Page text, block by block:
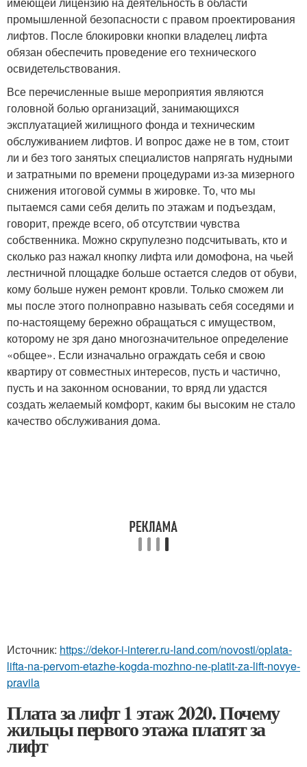
промышленной безопасности с правом проектирования
лифтов. После блокировки кнопки владелец лифта
обязан обеспечить проведение его технического
освидетельствования.
Все перечисленные выше мероприятия являются
головной болью организаций, занимающихся
эксплуатацией жилищного фонда и техническим
обслуживанием лифтов. И вопрос даже не в том, стоит
ли и без того занятых специалистов напрягать нудными
и затратными по времени процедурами из-за мизерного
снижения итоговой суммы в жировке. То, что мы
пытаемся сами себя делить по этажам и подъездам,
говорит, прежде всего, об отсутствии чувства
собственника. Можно скрупулезно подсчитывать, кто и
сколько раз нажал кнопку лифта или домофона, на чьей
лестничной площадке больше остается следов от обуви,
кому больше нужен ремонт кровли. Только сможем ли
мы после этого полноправно называть себя соседями и
по-настоящему бережно обращаться с имуществом,
которому не зря дано многозначительное определение
«общее». Если изначально ограждать себя и свою
квартиру от совместных интересов, пусть и частично,
пусть и на законном основании, то вряд ли удастся
создать желаемый комфорт, каким бы высоким не стало
качество обслуживания дома.
Источник: https://dekor-i-interer.ru-land.com/novosti/oplata-
lifta-na-pervom-etazhe-kogda-mozhno-ne-platit-za-lift-novye-
pravila
Плата за лифт 1 этаж 2020. Почему
жильцы первого этажа платят за
лифт